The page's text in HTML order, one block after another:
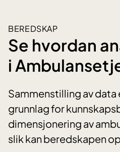
BEREDSKAP
Se hvordan
i
Sammenstilling av
grunnlag for
dimensjonering av
slik kan beredskapen